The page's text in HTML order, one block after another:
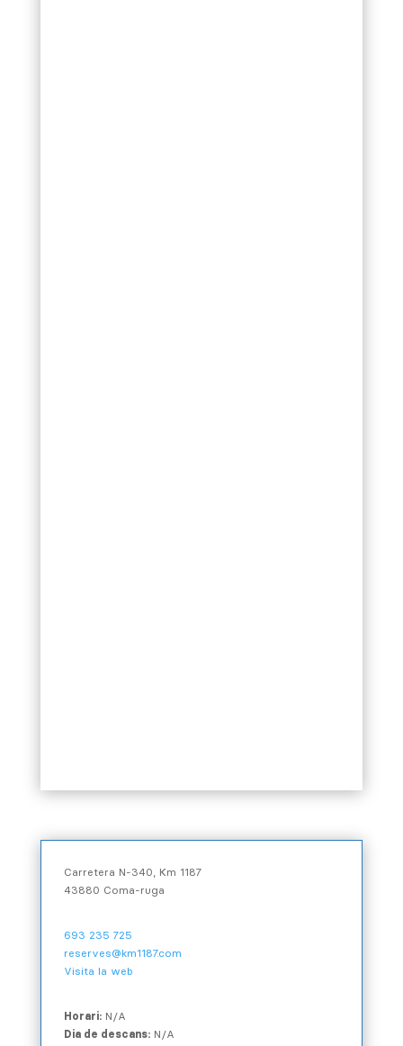
Carretera N-340, Km 1187
43880 Coma-ruga
693 235 725
reserves@km1187.com
Visita la web
Horari:N/A
Dia de descans:N/A